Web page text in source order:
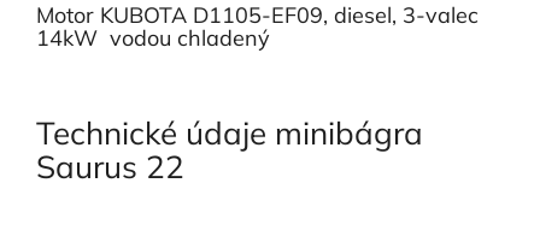
Motor KUBOTA D1105-EF09, diesel, 3-valec
14kW vodou chladený
Technické údaje minibágra
Saurus 22